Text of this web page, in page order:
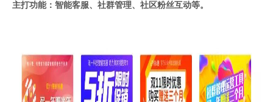
主打功能：智能客服、社群管理、社区粉丝互动等。